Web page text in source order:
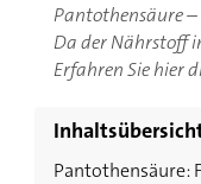
Pantothensäure
Da der Nährstoff
Erfahren Sie hier
Pantothensäure: